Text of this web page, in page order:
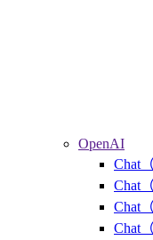
OpenAI
Chat
Chat
Chat
Chat